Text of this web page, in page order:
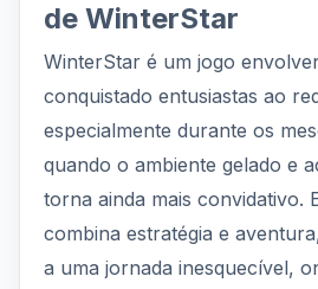
de WinterStar
WinterStar é um jogo
conquistado entusiastas ao
especialmente durante os
quando o ambiente gelado e
torna ainda mais convidativo.
combina estratégia e
a uma jornada inesquecível,